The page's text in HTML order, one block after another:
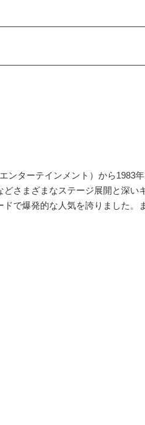
ンターテインメント）から1983
さまざまなステージ展開と深
で爆発的な人気を誇りました。